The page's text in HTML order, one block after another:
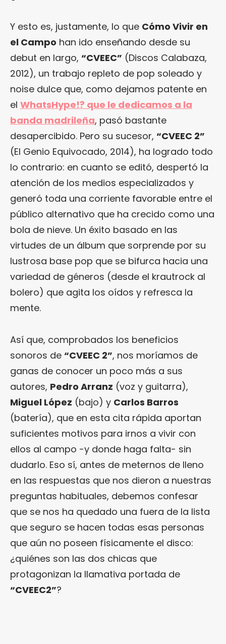
Y esto es, justamente, lo que Cómo Vivir en
el Campo han ido enseñando desde su
debut en largo, “CVEEC” (Discos Calabaza,
2012), un trabajo repleto de pop soleado y
noise dulce que, como dejamos patente en
el WhatsHype!? que le dedicamos a la
banda madrileña, pasó bastante
desapercibido. Pero su sucesor, “CVEEC 2”
(El Genio Equivocado, 2014), ha logrado todo
lo contrario: en cuanto se editó, despertó la
atención de los medios especializados y
generó toda una corriente favorable entre el
público alternativo que ha crecido como una
bola de nieve. Un éxito basado en las
virtudes de un álbum que sorprende por su
lustrosa base pop que se bifurca hacia una
variedad de géneros (desde el krautrock al
bolero) que agita los oídos y refresca la
mente.
Así que, comprobados los beneficios
sonoros de “CVEEC 2”, nos moríamos de
ganas de conocer un poco más a sus
autores, Pedro Arranz (voz y guitarra),
Miguel López (bajo) y Carlos Barros
(batería), que en esta cita rápida aportan
suficientes motivos para irnos a vivir con
ellos al campo -y donde haga falta- sin
dudarlo. Eso sí, antes de meternos de lleno
en las respuestas que nos dieron a nuestras
preguntas habituales, debemos confesar
que se nos ha quedado una fuera de la lista
que seguro se hacen todas esas personas
que aún no poseen físicamente el disco:
¿quiénes son las dos chicas que
protagonizan la llamativa portada de
“CVEEC2”?